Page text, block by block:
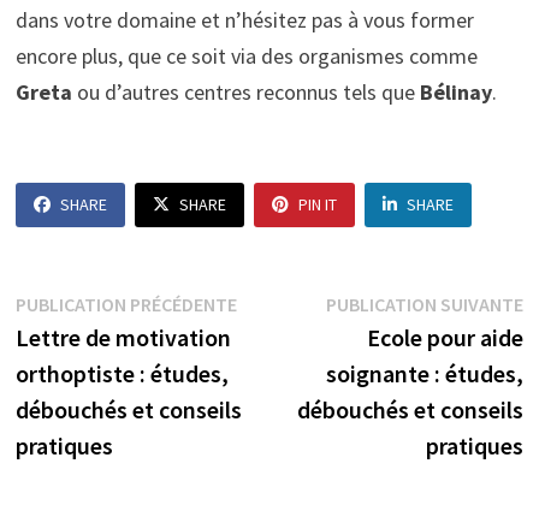
dans votre domaine et n’hésitez pas à vous former
encore plus, que ce soit via des organismes comme
Greta ou d’autres centres reconnus tels que Bélinay.
SHARE SHARE PIN IT SHARE
Navigation
de
l’article
PUBLICATION PRÉCÉDENTEPublication
Lettre de motivation
orthoptiste : études,
débouchés et conseils
pratiques
PUBLICATION SUIVANTE
Ecole pour aide
soignante : études,
débouchés et conseils
pratiques